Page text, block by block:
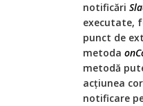
notificări
executate,
punct de
metoda
metodă
acțiunea
notificare